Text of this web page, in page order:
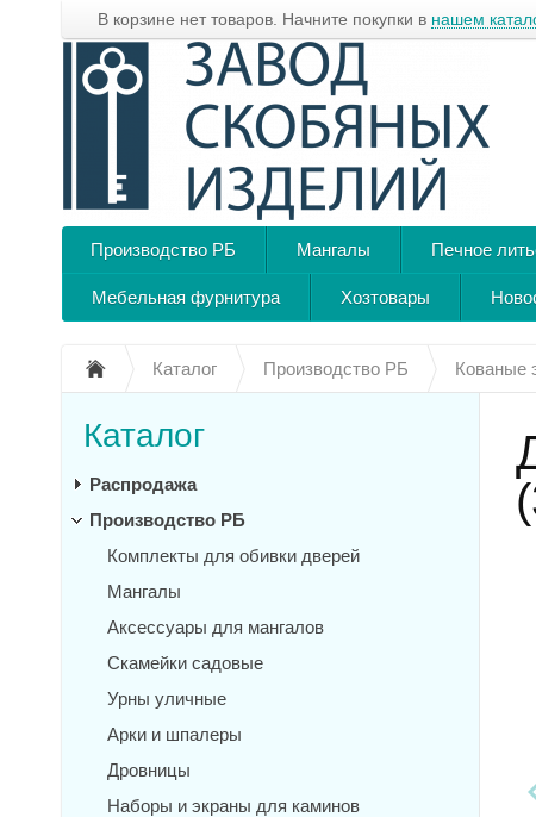
В корзине нет товаров. Начните покупки в нашем
Производство РБ Мангалы Печное
Мебельная фурнитура Хозтовары
Каталог Производство РБ Кованые
Каталог
Распродажа
Производство РБ
Комплекты для обивки дверей
Мангалы
Аксессуары для мангалов
Скамейки садовые
Урны уличные
Арки и шпалеры
Дровницы
Наборы и экраны для каминов